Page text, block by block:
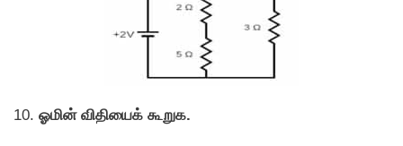
10. ஓமின் விதியைக் கூறுக.